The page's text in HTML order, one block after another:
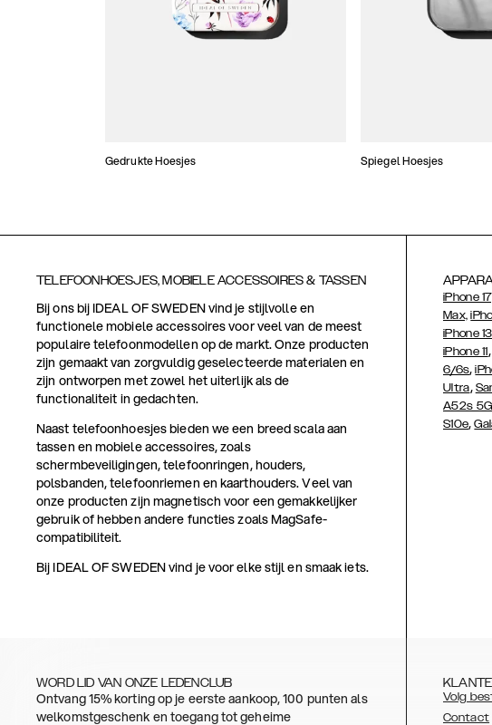
Gedrukte Hoesjes Spiegel Hoesjes
TELEFOONHOESJES, MOBIELE ACCESSOIRES & TASSEN
Bij ons bij IDEAL OF SWEDEN vind je stijlvolle en
functionele mobiele accessoires voor veel van de meest
populaire telefoonmodellen op de markt. Onze producten
zijn gemaakt van zorgvuldig geselecteerde materialen en
zijn ontworpen met zowel het uiterlijk als de
functionaliteit in gedachten.
Naast telefoonhoesjes bieden we een breed scala aan
tassen en mobiele accessoires, zoals
schermbeveiligingen, telefoonringen, houders,
polsbanden, telefoonriemen en kaarthouders. Veel van
onze producten zijn magnetisch voor een gemakkelijker
gebruik of hebben andere functies zoals MagSafe-
compatibiliteit.
Bij IDEAL OF SWEDEN vind je voor elke stijl en smaak iets.
iPhone
Max,
iPhone
iPhone 11,
6/6s,
Ultra,
A52s 5G
S10e,
WORD LID VAN ONZE LEDENCLUB
Ontvang 15% korting op je eerste aankoop, 100 punten als
welkomstgeschenk en toegang tot geheime
Volg
Contact